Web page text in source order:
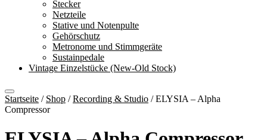
Stecker
Netzteile
Stative und Notenpulte
Gehörschutz
Metronome und Stimmgeräte
Sustainpedale
Vintage Einzelstücke (New-Old Stock)
Startseite / Shop /Recording & Studio /ELYSIA – Alpha
Compressor